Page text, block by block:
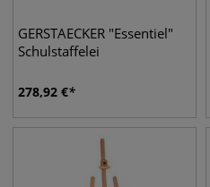
GERSTAECKER "Essentiel"
Schulstaffelei
278,92 €